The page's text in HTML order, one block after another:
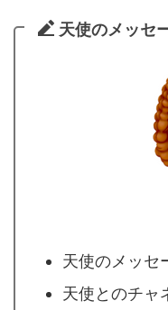
天使のメッセ
天使のメッセ
天使とのチャ